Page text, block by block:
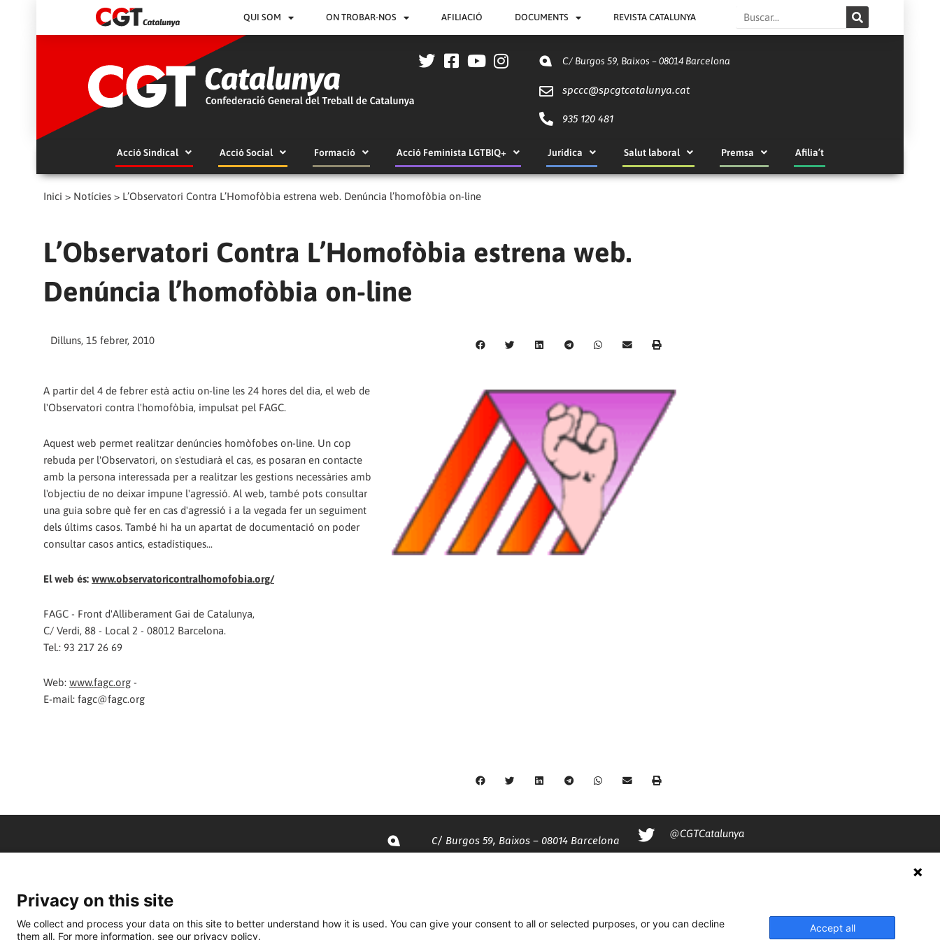
QUI SOM ON TROBAR-NOS AFILIACIÓ DOCUMENTS REVISTA CATALUNYA Search
C/ Burgos 59, Baixos – 08014 Barcelona
spccc@spcgtcatalunya.cat
935 120 481
Acció Sindical Acció Social Formació Acció Feminista LGTBIQ+ Jurídica Salut laboral Premsa Afilia’t
Inici > Notícies > L’Observatori Contra L’Homofòbia estrena web. Denúncia l’homofòbia on-line
L’Observatori Contra L’Homofòbia estrena web.
Denúncia l’homofòbia on-line
Dilluns, 15 febrer, 2010
A partir del 4 de febrer està actiu on-line les 24 hores del dia, el web de
l'Observatori contra l'homofòbia, impulsat pel FAGC.
Aquest web permet realitzar denúncies homòfobes on-line. Un cop
rebuda per l'Observatori, on s'estudiarà el cas, es posaran en contacte
amb la persona interessada per a realitzar les gestions necessàries amb
l'objectiu de no deixar impune l'agressió. Al web, també pots consultar
una guia sobre què fer en cas d'agressió i a la vegada fer un seguiment
dels últims casos. També hi ha un apartat de documentació on poder
consultar casos antics, estadístiques...
El web és: www.observatoricontralhomofobia.org/
FAGC - Front d'Alliberament Gai de Catalunya,
C/ Verdi, 88 - Local 2 - 08012 Barcelona.
Tel.: 93 217 26 69
Web: www.fagc.org -
E-mail: fagc@fagc.org
C/ Burgos 59, Baixos – 08014 Barcelona
935 120 481
@CGTCatalunya
Privacy on this site
We collect and process your data on this site to better understand how it is used. You can give your consent to all or selected purposes, or you can decline
them all. For more information, see our privacy policy.
Accept all